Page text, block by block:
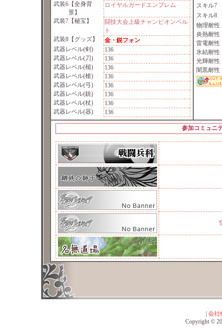
武装6 【全身背
景】
ロイヤルガードエンブレム
武装7 【秘宝】
闘技大会上級チャンピオンベル
ト
武装8 【グッズ】
金・鋭フォン
武器レベル(剣)
136
武器レベル(刀)
136
武器レベル(槌)
136
武器レベル(槍)
136
武器レベル(弓)
136
武器レベル(銃)
136
武器レベル(杖)
136
武器レベル(器)
136
スキル7
スキル8
物理耐性
炎熱耐性
雷電耐性
氷結耐性
光輝耐性
闇黒耐性
参加コミュニ
会社
Copyright ©